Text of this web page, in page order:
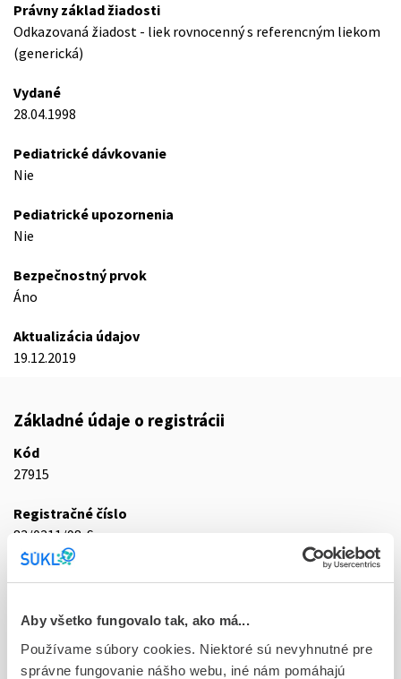
Aby všetko fungovalo tak, ako má...
Používame súbory cookies. Niektoré sú nevyhnutné pre
správne fungovanie nášho webu, iné nám pomáhajú
Právny základ žiadosti
Odkazovaná žiadost - liek rovnocenný s referencným liekom
(generická)
Vydané
28.04.1998
Pediatrické dávkovanie
Nie
Pediatrické upozornenia
Nie
Bezpečnostný prvok
Áno
Aktualizácia údajov
19.12.2019
Základné údaje o registrácii
Kód
27915
Registračné číslo
83/0211/98-S
D - Registrácia bez obmedzenia platnosti